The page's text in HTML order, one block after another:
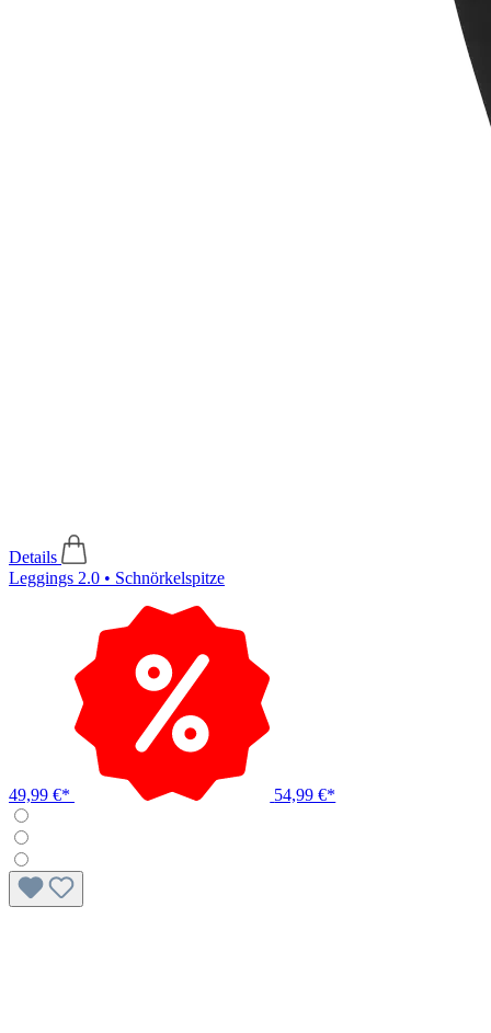
Details
Leggings 2.0 • Schnörkelspitze
49,99 €* 54,99 €*